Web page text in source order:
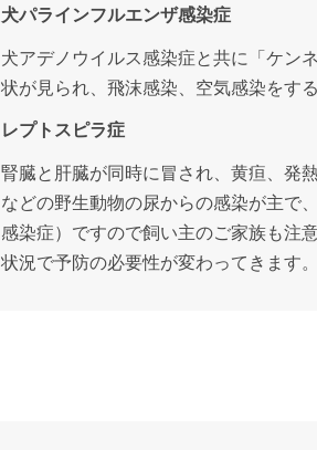
犬パラインフルエンザ感染症
犬アデノウイルス感染症と共に「ケン
状が見られ、飛沫感染、空気感染をす
レプトスピラ症
腎臓と肝臓が同時に冒され、黄疸、発
などの野生動物の尿からの感染が主で
感染症）ですので飼い主のご家族も注
状況で予防の必要性が変わってきます。